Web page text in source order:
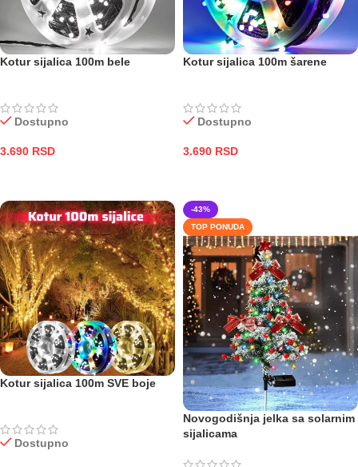
Kotur sijalica 100m bele
Dostupno
3.690 RSD
Kotur sijalica 100m šarene
Dostupno
3.690 RSD
Kotur sijalica 100m SVE boje
Dostupno
-43%
TOP PONUDA
Novogodišnja jelka sa solarnim
sijalicama